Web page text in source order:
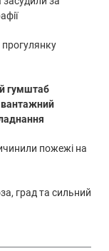
прогулянку
гумштаб
вантажний
пожежі на
град та сильний